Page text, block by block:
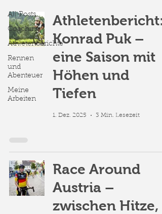
All Posts
Coaching
Athletenberichte
Rennen
und
Abenteuer
Meine
Arbeiten
Athletenbericht:
Konrad Puk –
eine Saison mit
Höhen und
Tiefen
1. Dez. 2025 3 Min. Lesezeit
Race Around
Austria –
zwischen Hitze,